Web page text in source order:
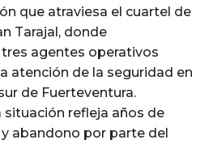
que atraviesa el cuartel de
Tarajal, donde
agentes operativos
atención de la seguridad en
de Fuerteventura.
situación refleja años de
abandono por parte del